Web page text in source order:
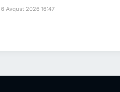
6 Avqust 2026 16:47